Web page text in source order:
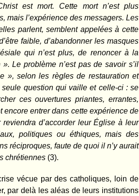
est mort. Cette mort n’est plus
mais l’expérience des messagers. Les
parlent, semblent appelées à cette
faible, d’abandonner les masques
qui n’est plus, de renoncer à la
Le problème n’est pas de savoir s’il
», selon les règles de restauration et
seule question qui vaille et celle-ci : se
ces ouvertures priantes, errantes,
encore entrer dans cette expérience de
d’accorder leur Église à leur
politiques ou éthiques, mais des
réciproques, faute de quoi il n’y aurait
chrétiennes (3).
vécue par des catholiques, loin de
par delà les aléas de leurs institutions